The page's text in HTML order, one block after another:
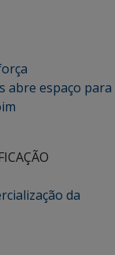
abre espaço para
da